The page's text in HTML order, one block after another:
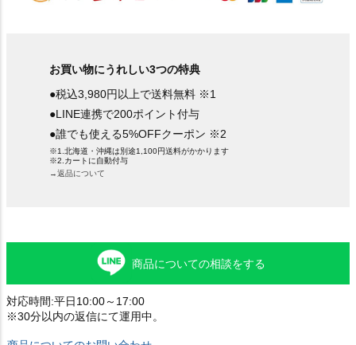
お買い物にうれしい3つの特典
●税込3,980円以上で送料無料 ※1
●LINE連携で200ポイント付与
●誰でも使える5%OFFクーポン ※2
※1.北海道・沖縄は別途1,100円送料がかかります
※2.カートに自動付与
→返品について
商品についての相談をする
対応時間:平日10:00～17:00
※30分以内の返信にて運用中。